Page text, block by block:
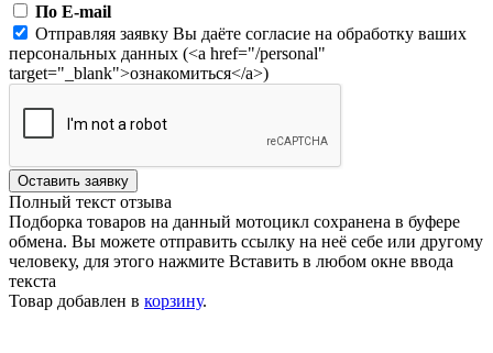
По E-mail
Отправляя заявку Вы даёте согласие на обработку ваших
персональных данных (<a href="/personal"
target="_blank">ознакомиться</a>)
Оставить заявку
Полный текст отзыва
Подборка товаров на данный мотоцикл сохранена в буфере
обмена. Вы можете отправить ссылку на неё себе или другому
человеку, для этого нажмите Вставить в любом окне ввода
текста
Товар добавлен в корзину.